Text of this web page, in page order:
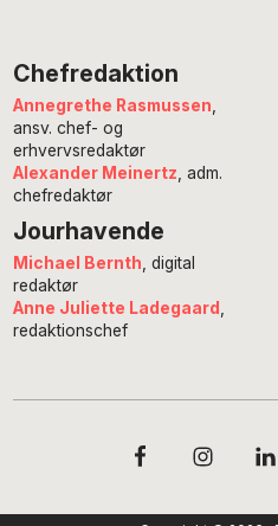
Chefredaktion
Annegrethe Rasmussen
ansv. chef- og
erhvervsredaktør
Alexander Meinertz , adm.
chefredaktør
Jourhavende
Michael Bernth, digital
redaktør
Anne Juliette Ladegaard ,
redaktionschef